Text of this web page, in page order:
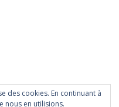
des cookies. En continuant à
nous en utilisions.